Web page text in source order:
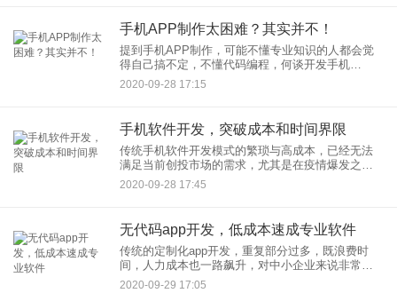
手机APP制作太困难？其实并不！
提到手机APP制作，可能不懂专业知识的人都会觉
得自己搞不定，不懂代码编程，何谈开发手机
APP？而应用公园的出现，让普通人放下顾虑，免
编程开发模式帮助你不懂技术也能玩的风生水起。
2020-09-28 17:15
手机软件开发，突破成本和时间界限
传统手机软件开发模式的繁琐与高成本，已经无法
满足当前创投市场的需求，尤其是在疫情爆发之
后，企业对线上营销需求猛增，手机APP已成为竞
争高地。而应用公园无代码手机APP制作平台的出
2020-09-28 17:45
无代码app开发，低成本速成专业软件
传统的定制化app开发，重复部分过多，既浪费时
间，人力成本也一路飙升，对中小企业来说非常不
友好。针对这个问题，无代码模块化创建app模式兴
起，比如通过应用公园免编程、无代码软件开发平
2020-09-29 17:05